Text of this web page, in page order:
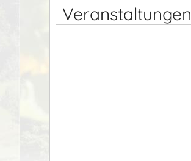
Veranstaltungen